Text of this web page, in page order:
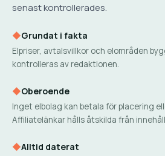
senast kontrollerades.
◆Grundat i fakta
Elpriser, avtalsvillkor och elområden
kontrolleras av redaktionen.
◆Oberoende
Inget elbolag kan betala för placering
Affiliatelänkar hålls åtskilda från
◆Alltid daterat